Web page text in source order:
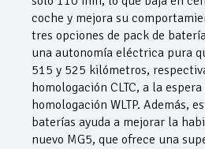
coche y mejora su
tres opciones de pack de
una autonomía eléctrica pura
515 y 525 kilómetros,
homologación CLTC, a la
homologación WLTP. Además,
baterías ayuda a mejorar la
nuevo MG5, que ofrece una